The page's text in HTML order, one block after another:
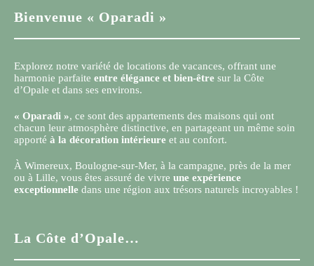
Bienvenue « Oparadi »
Explorez notre variété de locations de vacances, offrant une
harmonie parfaite entre élégance et bien-être sur la Côte
d’Opale et dans ses environs.
« Oparadi », ce sont des appartements des maisons qui ont
chacun leur atmosphère distinctive, en partageant un même soin
apporté à la décoration intérieure et au confort.
À Wimereux, Boulogne-sur-Mer, à la campagne, près de la mer
ou à Lille, vous êtes assuré de vivre une expérience
exceptionnelle dans une région aux trésors naturels incroyables !
La Côte d’Opale…